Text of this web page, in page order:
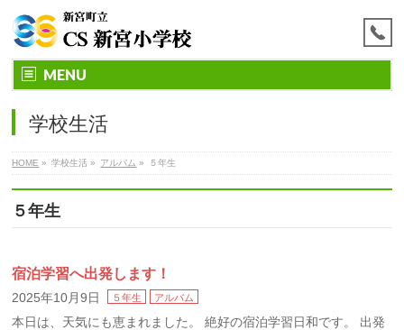
MENU
学校生活
HOME » 学校生活 » アルバム » ５年生
５年生
宿泊学習へ出発します！
2025年10月9日 ５年生 アルバム
本日は、天気にも恵まれました。 絶好の宿泊学習日和です。 出発